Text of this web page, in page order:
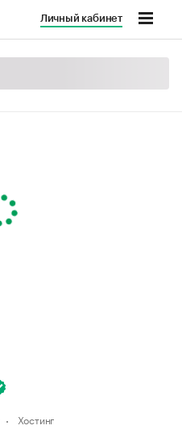
Личный кабинет
Хостинг